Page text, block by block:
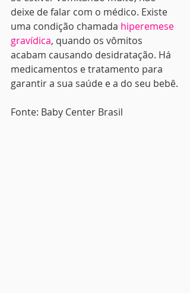
deixe de falar com o médico. Existe
uma condição chamada hiperemese
gravídica, quando os vômitos
acabam causando desidratação. Há
medicamentos e tratamento para
garantir a sua saúde e a do seu bebê.
Fonte: Baby Center Brasil